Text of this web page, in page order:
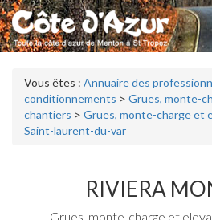
Vous êtes : Annuaire des
conditionnements > Grues, monte-
chantiers > Grues, monte-charge et
Saint-laurent-du-var
RIVIERA
Grues, monte-charge et